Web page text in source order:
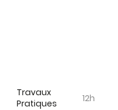
Travaux
Pratiques
12h